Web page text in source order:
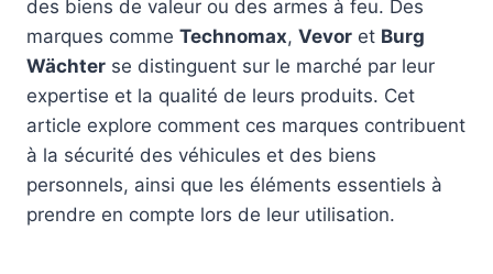
des biens de valeur ou des armes à feu. Des
marques comme Technomax, Vevor et Burg
Wächter se distinguent sur le marché par leur
expertise et la qualité de leurs produits. Cet
article explore comment ces marques contribuent
à la sécurité des véhicules et des biens
personnels, ainsi que les éléments essentiels à
prendre en compte lors de leur utilisation.